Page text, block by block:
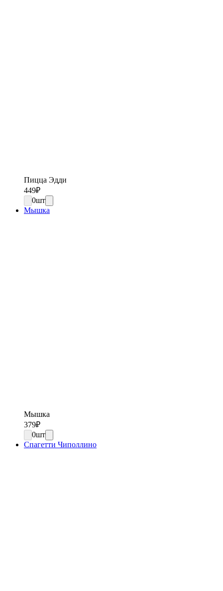
Пицца Эдди
449₽
0шт
Мышка
Мышка
379₽
0шт
Спагетти Чиполлино